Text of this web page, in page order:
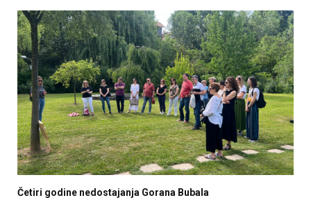
Četiri godine nedostajanja Gorana Bubala